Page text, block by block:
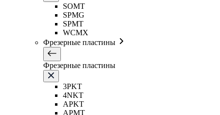
SOMT
SPMG
SPMT
WCMX
Фрезерные пластины
Фрезерные пластины
3PKT
4NKT
APKT
APMT